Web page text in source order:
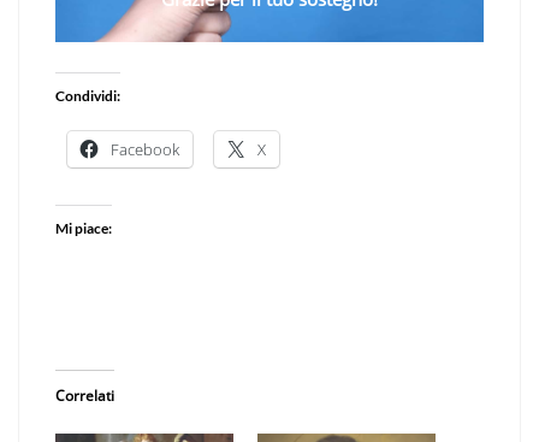
Condividi:
Facebook X
Mi piace:
Correlati